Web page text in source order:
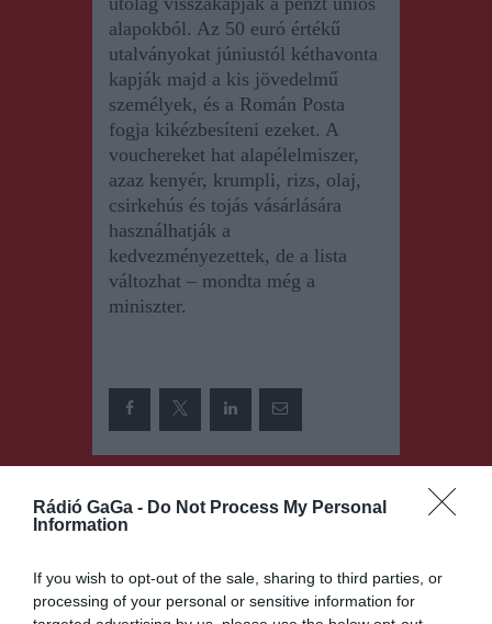
Rádió GaGa - Do Not Process My Personal
Information
If you wish to opt-out of the sale, sharing to third parties, or
processing of your personal or sensitive information for
alapokból. Az 50 euró értékű
utalványokat júniustól kéthavonta
kapják majd a kis jövedelmű
személyek, és a Román Posta
fogja kikézbesíteni ezeket. A
vouchereket hat alapélelmiszer,
azaz kenyér, krumpli, rizs, olaj,
csirkehús és tojás vásárlására
használhatják a
kedvezményezettek, de a lista
változhat – mondta még a
miniszter.
Bejegyzés
navigáció
BEJEGYZÉS
leszámítva a
tavalyinál
BEJEGYZÉS
az EU-ban